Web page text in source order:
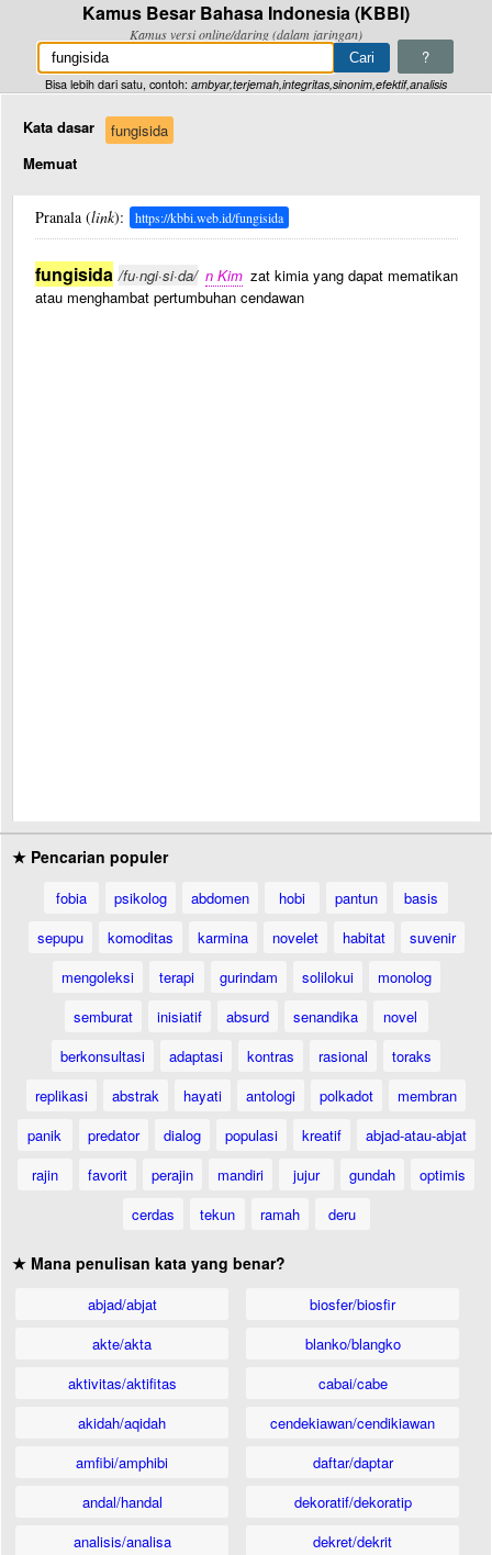
Kamus Besar Bahasa Indonesia (KBBI)
Kamus versi online/daring (dalam jaringan)
?
Bisa lebih dari satu, contoh: ambyar,terjemah,integritas,sinonim,efektif,analisis
Kata dasar
fungisida
Memuat
Pranala (link): https://kbbi.web.id/fungisida
fungisida /fu·ngi·si·da/ n Kim zat kimia yang dapat mematikan
atau menghambat pertumbuhan cendawan
★ Pencarian populer
fobia psikolog abdomen hobi pantun
basis
sepupu
komoditas karmina novelet habitat
suvenir
mengoleksi
terapi gurindam solilokui
monolog
semburat
inisiatif absurd senandika
novel
berkonsultasi
adaptasi kontras rasional
toraks
replikasi
abstrak hayati antologi polkadot
membran
panik
predator dialog populasi kreatif
abjad-atau-abjat
rajin
favorit perajin mandiri jujur gundah
optimis
cerdas
tekun ramah deru
★ Mana penulisan kata yang benar?
abjad/abjat
akte/akta
aktivitas/aktifitas
akidah/aqidah
amfibi/amphibi
andal/handal
analisis/analisa
biosfer/biosfir
blanko/blangko
cabai/cabe
cendekiawan/cendikiawan
daftar/daptar
dekoratif/dekoratip
dekret/dekrit